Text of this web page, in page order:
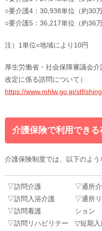
○要介護4：30,938単位（約30
○要介護5：36,217単位（約36
注）1単位=地域により10円
厚生労働省・社会保障審議会
改定に係る諮問について）
https://www.mhlw.go.jp/stf/
介護保険で利用でき
介護保険制度では、以下のよう
▽訪問介護
▽訪問入浴介護
▽訪問看護
▽訪問リハビリテー
▽通所
▽通所
ション
▽短期入